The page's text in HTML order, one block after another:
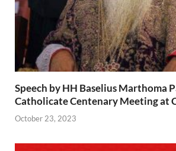
Speech by HH Baselius Marthoma
Catholicate Centenary Meeting at
October 23, 2023